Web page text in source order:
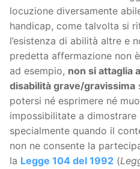
locuzione diversamente
handicap, come talvolta si
l’esistenza di abilità altre e
predetta affermazione non
ad esempio, non si attaglia
disabilità grave/gravissima
potersi né esprimere né
impossibilitate a dimostrare
specialmente quando il
non ne consente la
la Legge 104 del 1992 (